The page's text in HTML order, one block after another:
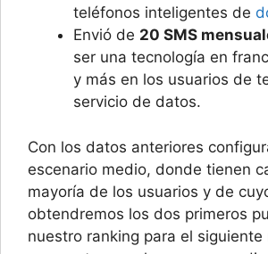
teléfonos inteligentes de
Envió de 20 SMS
ser una tecnología en
y más en los usuarios de
servicio de datos.
Con los datos anteriores
escenario medio, donde tienen
mayoría de los usuarios y de
obtendremos los dos primeros
nuestro ranking para el